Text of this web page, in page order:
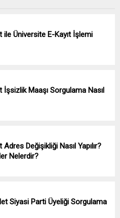
ile Üniversite E-Kayıt İşlemi
İşsizlik Maaşı Sorgulama Nasıl
Değişikliği Nasıl Yapılır?
Nelerdir?
Siyasi Parti Üyeliği Sorgulama